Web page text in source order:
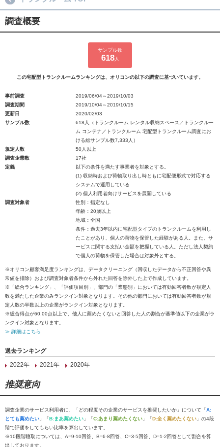
調査概要
サンプル数
618人
この宅配型トランクルームランキングは、オリコンの以下の調査に基づいています。
事前調査
2019/06/04～2019/10/03
調査期間
2019/10/04～2019/10/15
更新日
2020/02/03
サンプル数
618人（トランクルーム レンタル収納スペース／トランクルー
ム コンテナ／トランクルーム 宅配型トランクルーム調査にお
ける総サンプル数7,333人）
規定人数
50人以上
調査企業数
17社
定義
以下の条件を満たす事業者を対象とする。
(1) 収納時および荷物取り出し時ともに宅配便形式で対応する
システムで運用している
(2) 個人利用者向けサービスを展開している
調査対象者
性別：指定なし
年齢：20歳以上
地域：全国
条件：過去3年以内に宅配型タイプのトランクルームを利用し
たことがあり、個人の荷物を保管した経験がある人。また、サ
ービスに関する支払い金額を把握している人。ただし法人契約
で個人の荷物を保管した場合は対象外とする。
※オリコン顧客満足度ランキングは、データクリーニング（回収したデータから不正回答や異
常値を排除）および調査対象者条件から外れた回答を除外した上で作成しています。
※「総合ランキング」、「評価項目別」、部門の「業態別」においては有効回答者数が規定人
数を満たした企業のみランクイン対象となります。その他の部門においては有効回答者数が規
定人数の半数以上の企業がランクイン対象となります。
※総合得点が60.00点以上で、他人に薦めたくないと回答した人の割合が基準値以下の企業がラ
ンクイン対象となります。
≫ 詳細はこちら
過去ランキング
2022年
2021年 2020年
推奨意向
調査企業のサービス利用者に、「どの程度その企業のサービスを推奨したいか」について「A:
とても薦めたい 」「B:まあ薦めたい 」「C:あまり薦めたくない 」「D:全く薦めたくない 」の4段
階で評価をしてもらい比率を算出しています。
※10段階聴取については、A=9-10回答、B=6-8回答、C=3-5回答、D=1-2回答として割合を算
出しております。